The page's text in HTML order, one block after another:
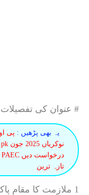
# عنوان کی تفصیلات
یہ بھی پڑھیں :
تازہ ترین
1 ملازمت کا مقام پاکستان